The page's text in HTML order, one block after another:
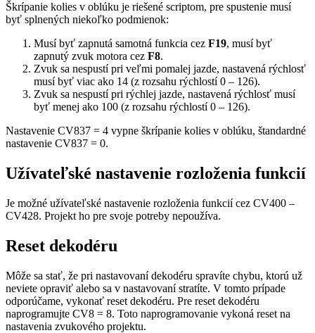
Škrípanie kolies v oblúku je riešené scriptom, pre spustenie musí
byť splnených niekoľko podmienok:
Musí byť zapnutá samotná funkcia cez F19, musí byť
zapnutý zvuk motora cez F8.
Zvuk sa nespustí pri veľmi pomalej jazde, nastavená rýchlosť
musí byť viac ako 14 (z rozsahu rýchlostí 0 – 126).
Zvuk sa nespustí pri rýchlej jazde, nastavená rýchlosť musí
byť menej ako 100 (z rozsahu rýchlostí 0 – 126).
Nastavenie CV837 = 4 vypne škrípanie kolies v oblúku, štandardné
nastavenie CV837 = 0.
Užívateľské nastavenie rozloženia funkcií
Je možné užívateľské nastavenie rozloženia funkcií cez CV400 –
CV428. Projekt ho pre svoje potreby nepoužíva.
Reset dekodéru
Môže sa stať, že pri nastavovaní dekodéru spravíte chybu, ktorú už
neviete opraviť alebo sa v nastavovaní stratíte. V tomto prípade
odporúčame, vykonať reset dekodéru. Pre reset dekodéru
naprogramujte CV8 = 8. Toto naprogramovanie vykoná reset na
nastavenia zvukového projektu.